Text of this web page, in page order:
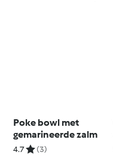
Poke bowl met
gemarineerde zalm
4.7 (3)